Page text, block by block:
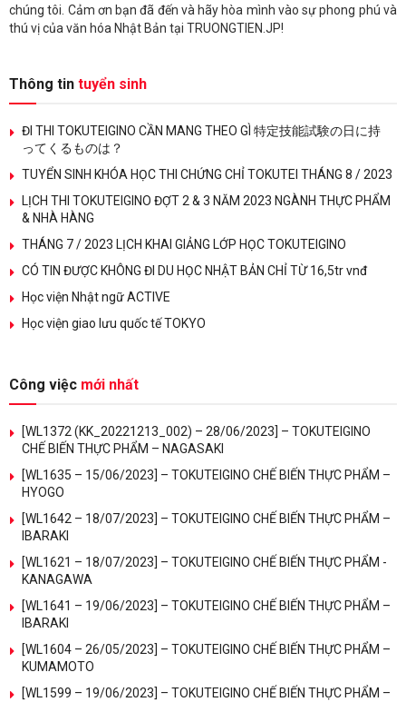
chúng tôi. Cảm ơn bạn đã đến và hãy hòa mình vào sự phong phú và
thú vị của văn hóa Nhật Bản tại TRUONGTIEN.JP!
Thông tin tuyển sinh
ĐI THI TOKUTEIGINO CẦN MANG THEO GÌ 特定技能試験の日に持
ってくるものは？
TUYỂN SINH KHÓA HỌC THI CHỨNG CHỈ TOKUTEI THÁNG 8 / 2023
LỊCH THI TOKUTEIGINO ĐỢT 2 & 3 NĂM 2023 NGÀNH THỰC PHẨM
& NHÀ HÀNG
THÁNG 7 / 2023 LỊCH KHAI GIẢNG LỚP HỌC TOKUTEIGINO
CÓ TIN ĐƯỢC KHÔNG ĐI DU HỌC NHẬT BẢN CHỈ TỪ 16,5tr vnđ
Học viện Nhật ngữ ACTIVE
Học viện giao lưu quốc tế TOKYO
Công việc mới nhất
[WL1372 (KK_20221213_002) – 28/06/2023] – TOKUTEIGINO
CHẾ BIẾN THỰC PHẨM – NAGASAKI
[WL1635 – 15/06/2023] – TOKUTEIGINO CHẾ BIẾN THỰC PHẨM –
HYOGO
[WL1642 – 18/07/2023] – TOKUTEIGINO CHẾ BIẾN THỰC PHẨM –
IBARAKI
[WL1621 – 18/07/2023] – TOKUTEIGINO CHẾ BIẾN THỰC PHẨM -
KANAGAWA
[WL1641 – 19/06/2023] – TOKUTEIGINO CHẾ BIẾN THỰC PHẨM –
IBARAKI
[WL1604 – 26/05/2023] – TOKUTEIGINO CHẾ BIẾN THỰC PHẨM –
KUMAMOTO
[WL1599 – 19/06/2023] – TOKUTEIGINO CHẾ BIẾN THỰC PHẨM –